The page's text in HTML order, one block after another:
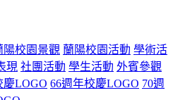
陽校園景觀 蘭陽校園活動 學術活
現 社團活動 學生活動 外賓參觀
慶LOGO 66週年校慶LOGO 70週